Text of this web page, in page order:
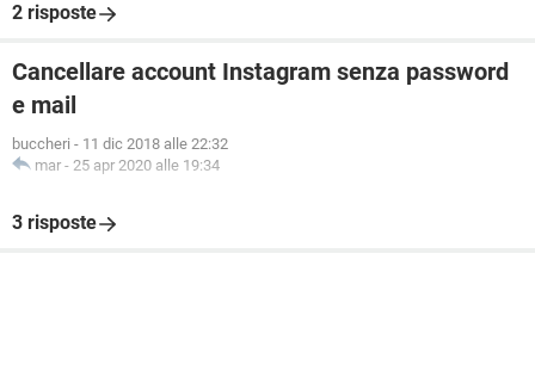
2 risposte
Cancellare account Instagram senza password
e mail
buccheri - 11 dic 2018 alle 22:32
mar - 25 apr 2020 alle 19:34
3 risposte